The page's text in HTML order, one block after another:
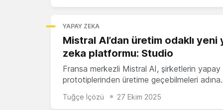
YAPAY ZEKA
Mistral AI’dan üretim odaklı yeni
zeka platformu: Studio
Fransa merkezli Mistral AI, şirketlerin yapay
prototiplerinden üretime geçebilmeleri
Tuğçe İçözü 27 Ekim 2025